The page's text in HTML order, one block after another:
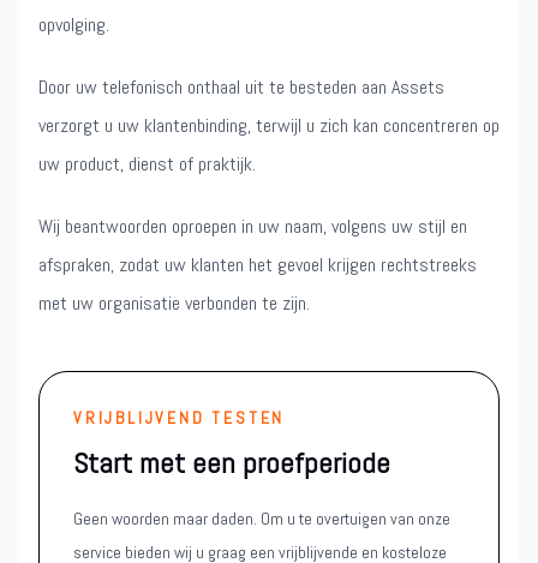
opvolging.
Door uw telefonisch onthaal uit te besteden aan Assets
verzorgt u uw klantenbinding, terwijl u zich kan concentreren op
uw product, dienst of praktijk.
Wij beantwoorden oproepen in uw naam, volgens uw stijl en
afspraken, zodat uw klanten het gevoel krijgen rechtstreeks
met uw organisatie verbonden te zijn.
VRIJBLIJVEND TESTEN
Start met een proefperiode
Geen woorden maar daden. Om u te overtuigen van onze
service bieden wij u graag een vrijblijvende en kosteloze